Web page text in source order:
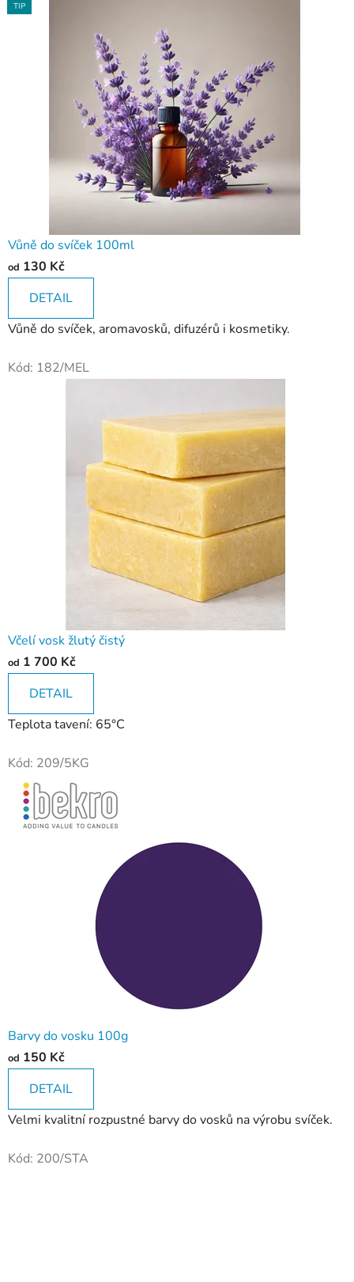
í
č
y
TIP
Vůně do svíček 100ml
od 130 Kč
DETAIL
Vůně do svíček, aromavosků, difuzérů i kosmetiky.
Kód: 182/MEL
Včelí vosk žlutý čistý
od 1 700 Kč
DETAIL
Teplota tavení: 65°C
Kód: 209/5KG
Barvy do vosku 100g
od 150 Kč
DETAIL
Velmi kvalitní rozpustné barvy do vosků na výrobu svíček.
Kód: 200/STA
TIP
TIP